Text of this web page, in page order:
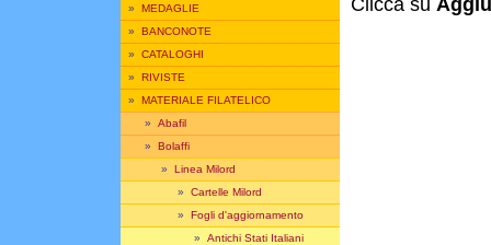
» MEDAGLIE
» BANCONOTE
» CATALOGHI
» RIVISTE
» MATERIALE FILATELICO
» Abafil
» Bolaffi
» Linea Milord
» Cartelle Milord
» Fogli d'aggiornamento
» Antichi Stati Italiani
Clicca su